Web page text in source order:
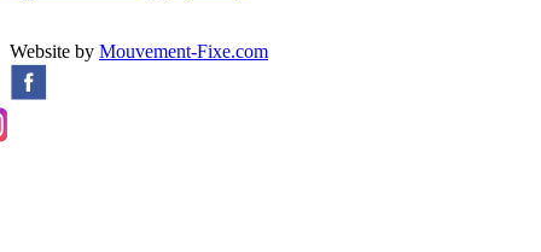
Website by Mouvement-Fixe.com